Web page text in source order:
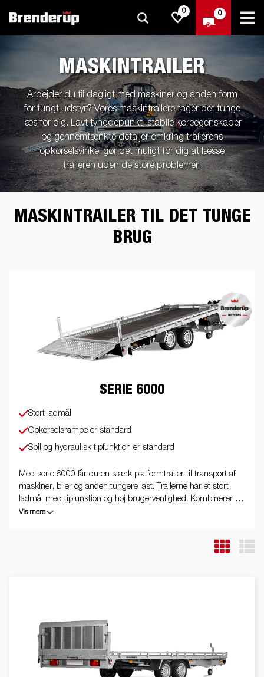
0 0
MASKINTRAILER
Arbejder du til dagligt med maskiner og anden form
for tungt udstyr? Vores maskintrailere tager det tunge
læs for dig. Lavt tyngdepunkt, stabile køreegenskaber
og gennemtænkte detaljer omkring trailerens
opkørselsvinkel gør det muligt for dig at læsse
traileren uden de store problemer.
MASKINTRAILER TIL DET TUNGE
BRUG
SERIE 6000
Stort ladmål
Opkørselsrampe er standard
Spil og hydraulisk tipfunktion er standard
Med serie 6000 får du en stærk platformtrailer til transport af
maskiner, biler og anden tungere last. Trailerne har et stort
ladmål med tipfunktion og høj brugervenlighed. Kombinerer du
traileren med forskelligt tilbehør, opnår du en yderst fleksibel
Vis mere